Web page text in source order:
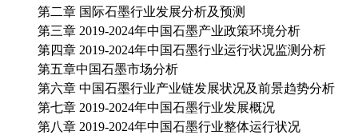
第二章 国际石墨行业发展分析及预测
第三章 2019-2024年中国石墨产业政策环境分析
第四章 2019-2024年中国石墨行业运行状况监测分析
第五章中国石墨市场分析
第六章 中国石墨行业产业链发展状况及前景趋势分析
第七章 2019-2024年中国石墨行业发展概况
第八章 2019-2024年中国石墨行业整体运行状况